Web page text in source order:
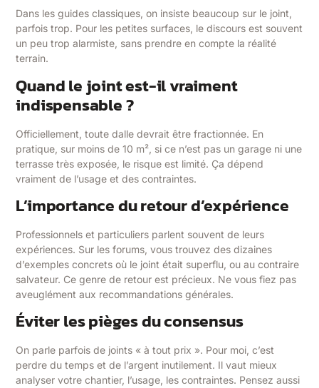
Dans les guides classiques, on insiste beaucoup sur le joint,
parfois trop. Pour les petites surfaces, le discours est souvent
un peu trop alarmiste, sans prendre en compte la réalité
terrain.
Quand le joint est-il vraiment
indispensable ?
Officiellement, toute dalle devrait être fractionnée. En
pratique, sur moins de 10 m², si ce n’est pas un garage ni une
terrasse très exposée, le risque est limité. Ça dépend
vraiment de l’usage et des contraintes.
L’importance du retour d’expérience
Professionnels et particuliers parlent souvent de leurs
expériences. Sur les forums, vous trouvez des dizaines
d’exemples concrets où le joint était superflu, ou au contraire
salvateur. Ce genre de retour est précieux. Ne vous fiez pas
aveuglément aux recommandations générales.
Éviter les pièges du consensus
On parle parfois de joints « à tout prix ». Pour moi, c’est
perdre du temps et de l’argent inutilement. Il vaut mieux
analyser votre chantier, l’usage, les contraintes. Pensez aussi